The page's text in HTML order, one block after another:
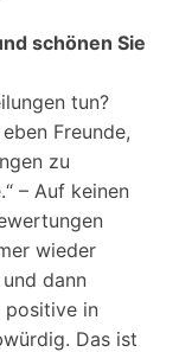
schönen Sie
tun?
Freunde,
zu
– Auf keinen
wieder
dann
positive in
Das ist